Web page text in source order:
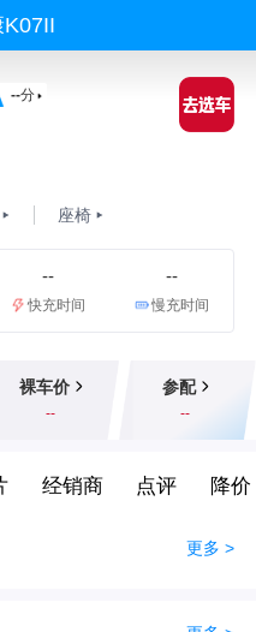
--分
座椅
--
快充时间
--
慢充时间
裸车价
--
参配
--
经销商 点评 降价
更多 >